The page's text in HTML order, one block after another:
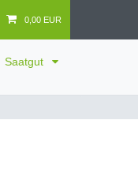
0,00 EUR
Saatgut